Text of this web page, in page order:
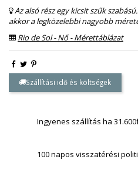
Az alsó rész egy kicsit szűk
akkor a legközelebbi nagyobb
Rio de Sol - Nő - Mérettáblázat
Szállítási idő és költségek
Ingyenes szállítás ha
100 napos visszatérési